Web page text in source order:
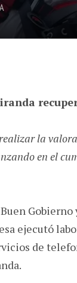
la
en el
ejecutó
de